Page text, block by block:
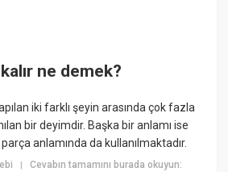
ne demek?
iki farklı şeyin arasında çok fazla
bir deyimdir. Başka bir anlamı ise
anlamında da kullanılmaktadır.
|Cevabın tamamını burada okuyun: